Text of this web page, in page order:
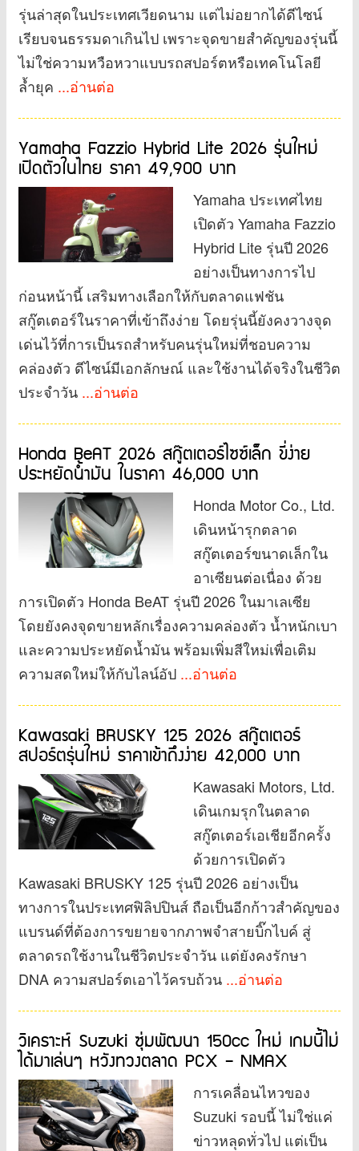
รุ่นล่าสุดในประเทศเวียดนาม แต่ไม่อยากได้ดีไซน์
เรียบจนธรรมดาเกินไป เพราะจุดขายสำคัญของรุ่นนี้
ไม่ใช่ความหวือหวาแบบรถสปอร์ตหรือเทคโนโลยี
ล้ำยุค ...อ่านต่อ
Yamaha Fazzio Hybrid Lite 2026 รุ่นใหม่
เปิดตัวในไทย ราคา 49,900 บาท
Yamaha ประเทศไทย
เปิดตัว Yamaha Fazzio
Hybrid Lite รุ่นปี 2026
อย่างเป็นทางการไป
ก่อนหน้านี้ เสริมทางเลือกให้กับตลาดแฟชัน
สกู๊ตเตอร์ในราคาที่เข้าถึงง่าย โดยรุ่นนี้ยังคงวางจุด
เด่นไว้ที่การเป็นรถสำหรับคนรุ่นใหม่ที่ชอบความ
คล่องตัว ดีไซน์มีเอกลักษณ์ และใช้งานได้จริงในชีวิต
ประจำวัน ...อ่านต่อ
Honda BeAT 2026 สกู๊ตเตอร์ไซซ์เล็ก ขี่ง่าย
ประหยัดน้ำมัน ในราคา 46,000 บาท
Honda Motor Co., Ltd.
เดินหน้ารุกตลาด
สกู๊ตเตอร์ขนาดเล็กใน
อาเซียนต่อเนื่อง ด้วย
การเปิดตัว Honda BeAT รุ่นปี 2026 ในมาเลเซีย
โดยยังคงจุดขายหลักเรื่องความคล่องตัว น้ำหนักเบา
และความประหยัดน้ำมัน พร้อมเพิ่มสีใหม่เพื่อเติม
ความสดใหม่ให้กับไลน์อัป ...อ่านต่อ
Kawasaki BRUSKY 125 2026 สกู๊ตเตอร์
สปอร์ตรุ่นใหม่ ราคาเข้าถึงง่าย 42,000 บาท
Kawasaki Motors, Ltd.
เดินเกมรุกในตลาด
สกู๊ตเตอร์เอเชียอีกครั้ง
ด้วยการเปิดตัว
Kawasaki BRUSKY 125 รุ่นปี 2026 อย่างเป็น
ทางการในประเทศฟิลิปปินส์ ถือเป็นอีกก้าวสำคัญของ
แบรนด์ที่ต้องการขยายจากภาพจำสายบิ๊กไบค์ สู่
ตลาดรถใช้งานในชีวิตประจำวัน แต่ยังคงรักษา
DNA ความสปอร์ตเอาไว้ครบถ้วน ...อ่านต่อ
วิเคราะห์ Suzuki ซุ่มพัฒนา 150cc ใหม่ เกมนี้ไม่
ได้มาเล่นๆ หวังทวงตลาด PCX – NMAX
การเคลื่อนไหวของ
Suzuki รอบนี้ ไม่ใช่แค่
ข่าวหลุดทั่วไป แต่เป็น